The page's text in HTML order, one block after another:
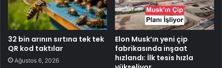
32 bin arının sırtına tek tek
QR kod taktılar
Ağustos 6, 2026
Elon Musk’ın yeni çip
fabrikasında inşaat
hızlandı: İlk tesis hızla